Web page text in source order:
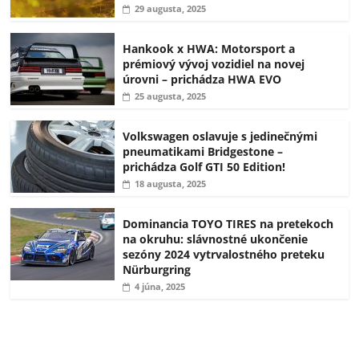
29 augusta, 2025
Hankook x HWA: Motorsport a
prémiový vývoj vozidiel na novej
úrovni – prichádza HWA EVO
25 augusta, 2025
Volkswagen oslavuje s jedinečnými
pneumatikami Bridgestone –
prichádza Golf GTI 50 Edition!
18 augusta, 2025
Dominancia TOYO TIRES na pretekoch
na okruhu: slávnostné ukončenie
sezóny 2024 vytrvalostného preteku
Nürburgring
4 júna, 2025